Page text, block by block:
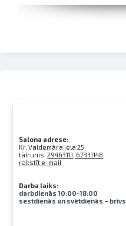
Salona adrese:
Kr. Valdemāra iela 25
tālrunis:29463111, 67331148
rakstīt e-mail
Darba laiks:
darbdienās 10:00-18:00
sestdienās un svētdienās – brīvs